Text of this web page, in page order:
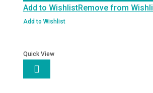
ποσότητα
Add to WishlistRemove from
Add to Wishlist
Quick View
